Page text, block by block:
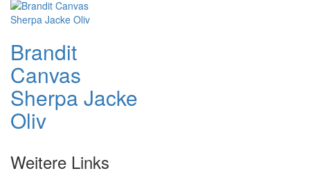
Brandit
Canvas
Sherpa Jacke
Oliv
Weitere Links